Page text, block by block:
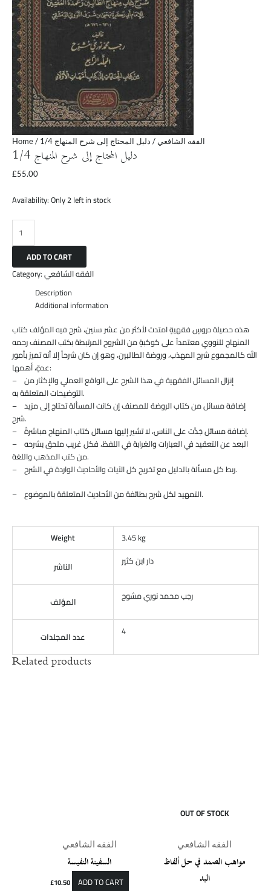
Home/ الفقه الشافعي / دليل المحتاج إلى شرح المنهاج 1/4
دليل المحتاج إلى شرح المنهاج 1/4
£55.00
Availability:Only 2 left in stock
ADD TO CART
Category:الفقه الشافعي
Description
Additional information
هذه حصيلة دروسٍ فقهيةٍ امتدت لأكثر من عشر سنين، شرح فيه المؤلف كتاب
المنهاج للنووي معتمداً على كوكبةٍ من الشروح المرتبطة بكتب المصنف رحمه
الله كالمجموع شرح المهذب، وروضة الطالبين، وهو إن كان شرحاً إلا أنه تميز بأمور
عدةٍ، أهمها:
– إنزال المسائل الفقهية في هذا الشرح على الواقع العملي والإكثار من
التوضيحات المتعلقة به.
– إضافة مسائل من كتاب الروضة للمصنف إن كانت المسألة تحتاج إلى مزيد
شرح.
– إضافة مسائل جَدَّت على الناس، لا تشير إليها مسائل كتاب المنهاج مباشرةً.
– البعد عن التعقيد في العبارات والغرابة في اللفظ، فكل غريب ملحق بشرحه
من كتب المذهب واللغة.
– ربط كل مسألة بالدليل مع تخريج كل الآيات والأحاديث الواردة في الشرح.
– التمهيد لكل شرح بطائفة من الأحاديث المتعلقة بالموضوع.
Weight
3.45 kg
الناشر
دار ابن كثير
المؤلف رجب محمد نوري مشوح
عدد المجلدات 4
Related products
الفقه الشافعي
السفينة النفيسة
£10.50 ADD TO CART
OUT OF STOCK
الفقه الشافعي
مواهب الصمد في حل ألفاظ
البد